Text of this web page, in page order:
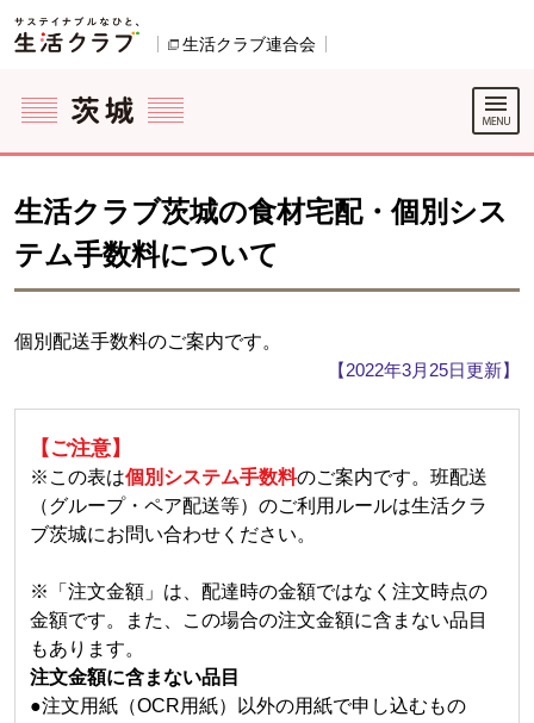
ページの先頭です。
生活クラブ連合会
ここからサイト内共通メニューです。
サイト内共通メニューをスキップする
サイト内共通メニューここまで。
生活クラブ茨城の食材宅配・個別シス
テム手数料について
個別配送手数料のご案内です。
【2022年3月25日更新】
【ご注意】
※この表は個別システム手数料のご案内です。班配送
（グループ・ペア配送等）のご利用ルールは生活クラ
ブ茨城にお問い合わせください。
※「注文金額」は、配達時の金額ではなく注文時点の
金額です。また、この場合の注文金額に含まない品目
もあります。
注文金額に含まない品目
●注文用紙（OCR用紙）以外の用紙で申し込むもの